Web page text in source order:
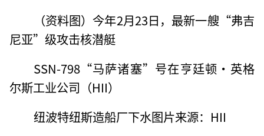
（资料图）今年2月23日，最新一艘“弗吉
尼亚”级攻击核潜艇
SSN-798“马萨诸塞”号在亨廷顿·英格
尔斯工业公司（HII）
纽波特纽斯造船厂下水图片来源：HII